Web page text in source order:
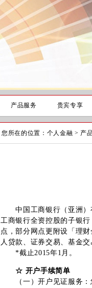
产品服务 贵宾专享
您所在的位置： 个人金融 > 产
中国工商银行（亚洲）
工商银行全资控股的子银
点，部分网点更附设「理
人贷款、证券交易、基金
*截止2015年1月。
☆ 开户手续简单
（一）开户见证服务：